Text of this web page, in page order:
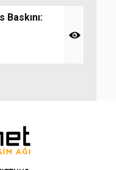
Baskını: